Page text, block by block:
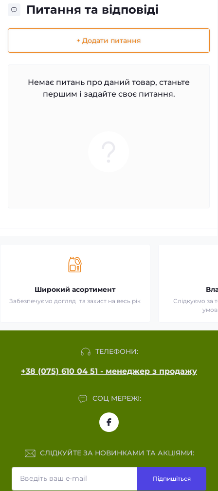
Питання та відповіді
+ Додати питання
Немає питань про даний товар, станьте
першим і задайте своє питання.
Широкий асортимент
Забезпечуємо догляд та захист на весь рік
Слідкуємо за
ТЕЛЕФОНИ:
+38 (075) 610 04 51 - менеджер з продажу
СОЦ МЕРЕЖІ:
СЛІДКУЙТЕ ЗА НОВИНКАМИ ТА АКЦІЯМИ:
Підпишіться